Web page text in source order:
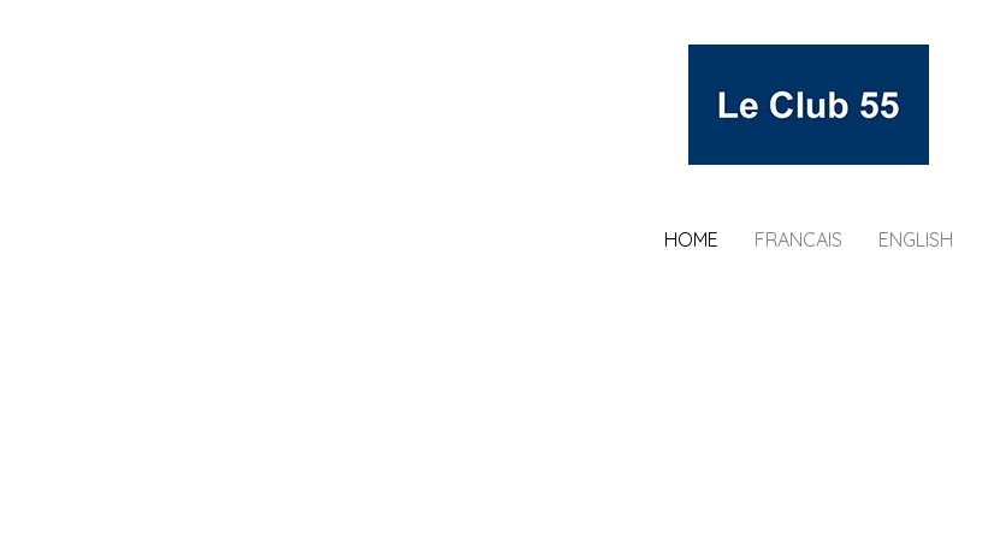
HOME FRANCAIS ENGLISH